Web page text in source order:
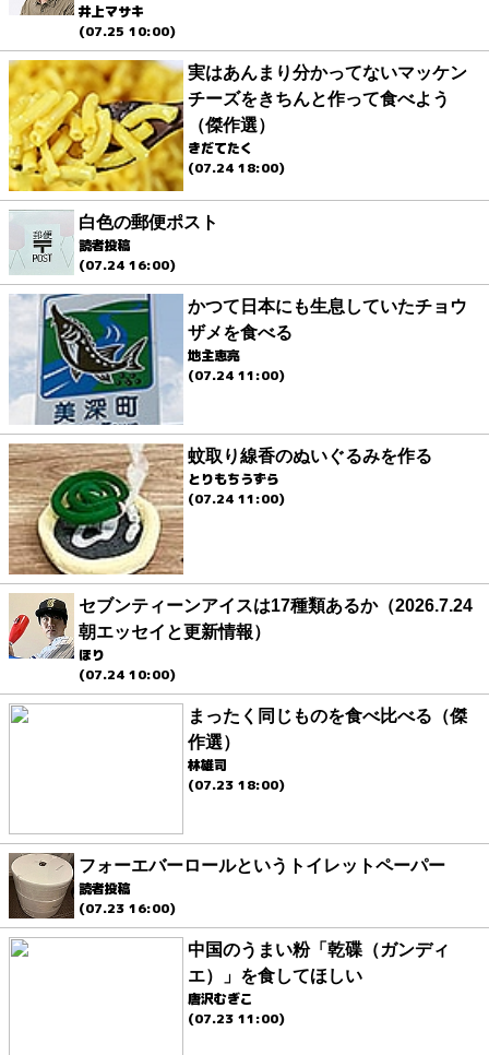
井上マサキ
(07.25 10:00)
実はあんまり分かってないマッケン
チーズをきちんと作って食べよう
（傑作選）
きだてたく
(07.24 18:00)
白色の郵便ポスト
読者投稿
(07.24 16:00)
かつて日本にも生息していたチョウ
ザメを食べる
地主恵亮
(07.24 11:00)
蚊取り線香のぬいぐるみを作る
とりもちうずら
(07.24 11:00)
セブンティーンアイスは17種類あるか（2026.7.24
朝エッセイと更新情報）
ほり
(07.24 10:00)
まったく同じものを食べ比べる（傑
作選）
林雄司
(07.23 18:00)
フォーエバーロールというトイレットペーパー
読者投稿
(07.23 16:00)
中国のうまい粉「乾碟（ガンディ
エ）」を食してほしい
唐沢むぎこ
(07.23 11:00)